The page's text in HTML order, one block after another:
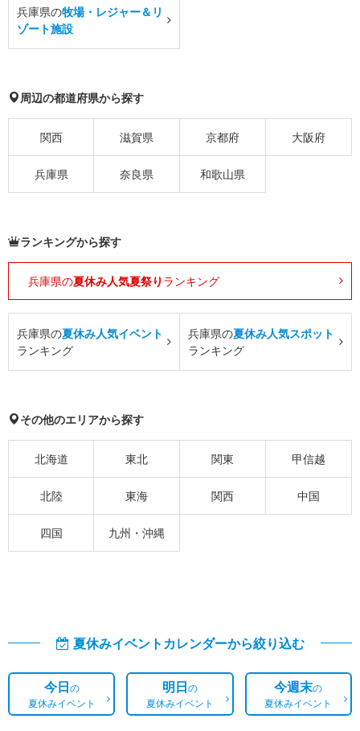
兵庫県の牧場・レジャー＆リ
ゾート施設
周辺の都道府県から探す
関西 滋賀県 京都府 大阪府
兵庫県 奈良県 和歌山県
ランキングから探す
兵庫県の夏休み人気夏祭り ランキング
兵庫県の夏休み人気イベント
ランキング
兵庫県の夏休み人気スポット
ランキング
その他のエリアから探す
北海道 東北 関東 甲信越
北陸 東海 関西 中国
四国 九州・沖縄
夏休みイベントカレンダーから絞り込む
今日の
夏休みイベント
明日の
夏休みイベント
今週末の
夏休みイベント